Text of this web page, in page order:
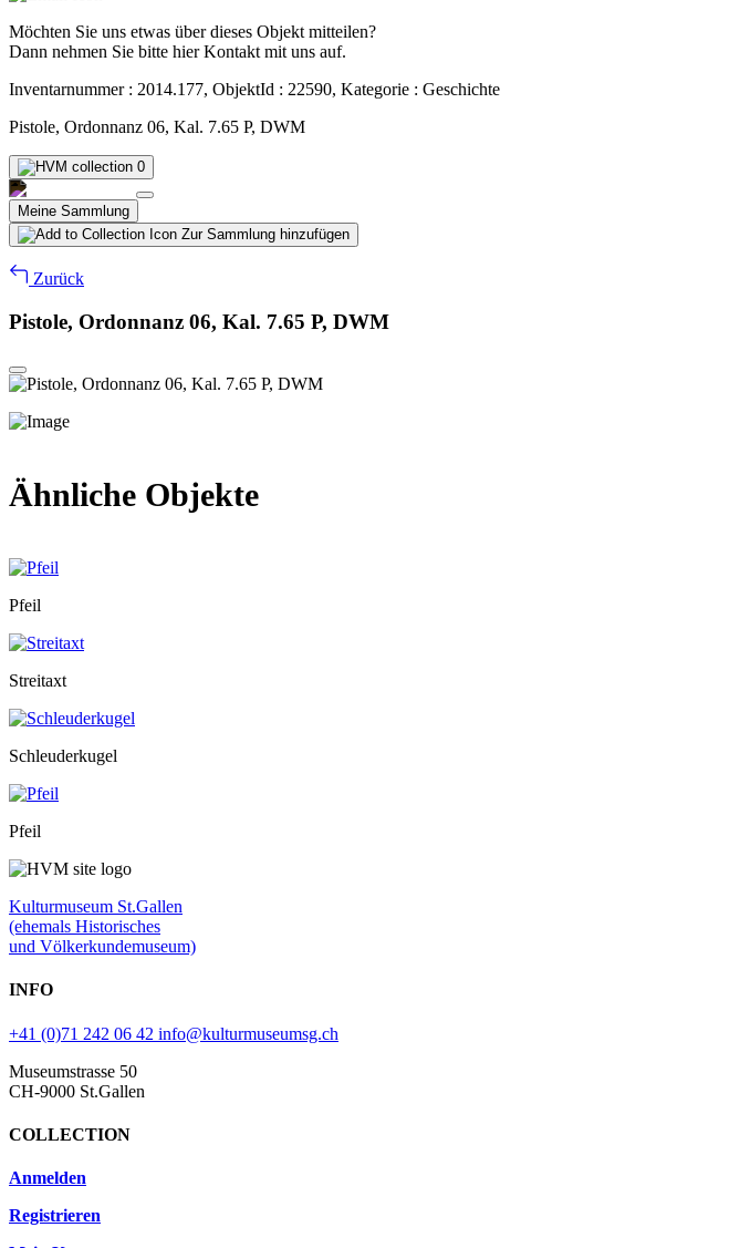
Möchten Sie uns etwas über dieses Objekt mitteilen?
Dann nehmen Sie bitte hier Kontakt mit uns auf.
Inventarnummer : 2014.177, ObjektId : 22590, Kategorie : Geschichte
Pistole, Ordonnanz 06, Kal. 7.65 P, DWM
0
Meine Sammlung
Zur Sammlung hinzufügen
Zurück
Pistole, Ordonnanz 06, Kal. 7.65 P, DWM
Ähnliche Objekte
Pfeil
Streitaxt
Schleuderkugel
Pfeil
Kulturmuseum St.Gallen
(ehemals Historisches
und Völkerkundemuseum)
INFO
+41 (0)71 242 06 42 info@kulturmuseumsg.ch
Museumstrasse 50
CH-9000 St.Gallen
COLLECTION
Anmelden
Registrieren